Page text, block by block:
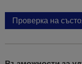
Проверка на